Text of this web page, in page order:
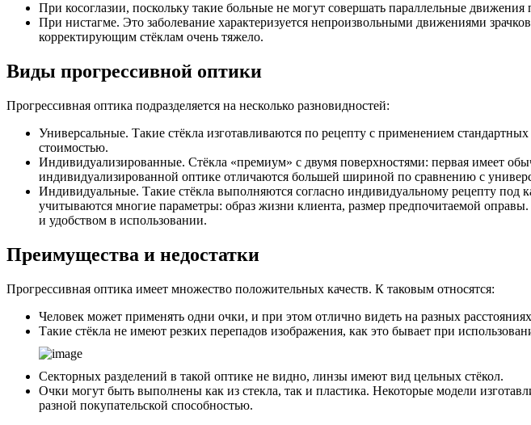
При косоглазии, поскольку такие больные не могут совершать параллельные
При нистагме. Это заболевание характеризуется непроизвольными движениями
корректирующим стёклам очень тяжело.
Виды прогрессивной оптики
Прогрессивная оптика подразделяется на несколько разновидностей:
Универсальные. Такие стёкла изготавливаются по рецепту с применением
стоимостью.
Индивидуализированные. Стёкла «премиум» с двумя поверхностями: первая имеет
индивидуализированной оптике отличаются большей шириной по сравнению с
Индивидуальные. Такие стёкла выполняются согласно индивидуальному рецепту
учитываются многие параметры: образ жизни клиента, размер предпочитаемой
и удобством в использовании.
Преимущества и недостатки
Прогрессивная оптика имеет множество положительных качеств. К таковым относятся:
Человек может применять одни очки, и при этом отлично видеть на разных
Такие стёкла не имеют резких перепадов изображения, как это бывает при
Секторных разделений в такой оптике не видно, линзы имеют вид цельных стёкол.
Очки могут быть выполнены как из стекла, так и пластика. Некоторые модели
разной покупательской способностью.